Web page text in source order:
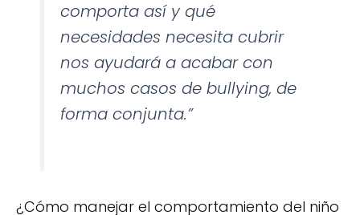
comporta así y qué
necesidades necesita cubrir
nos ayudará a acabar con
muchos casos de bullying, de
forma conjunta.”
¿Cómo manejar el comportamiento del niño